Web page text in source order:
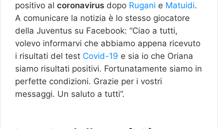
positivo al coronavirus dopo Rugani e Matuidi.
A comunicare la notizia è lo stesso giocatore
della Juventus su Facebook: “Ciao a tutti,
volevo informarvi che abbiamo appena ricevuto
i risultati del test Covid-19 e sia io che Oriana
siamo risultati positivi. Fortunatamente siamo in
perfette condizioni. Grazie per i vostri
messaggi. Un saluto a tutti”.